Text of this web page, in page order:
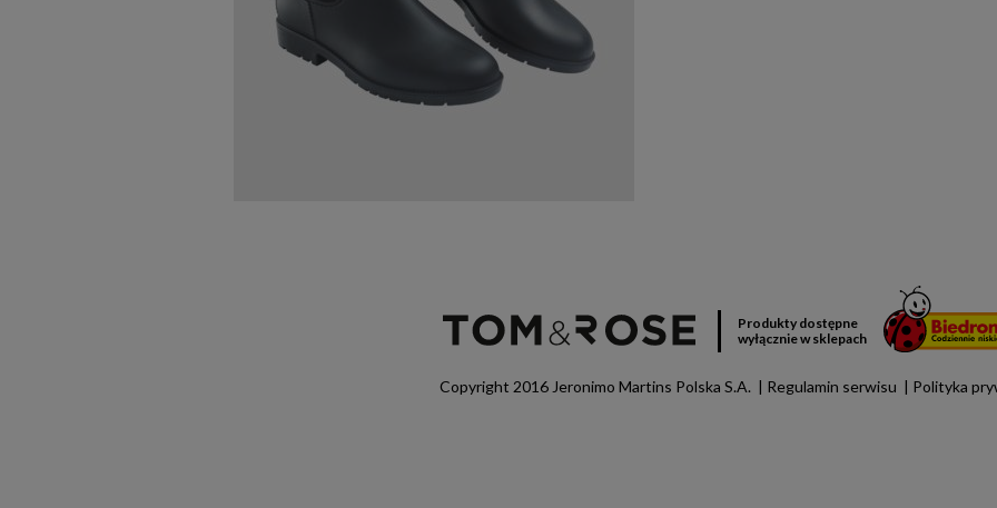
Produkty dostępne
wyłącznie w sklepach
Copyright 2016 Jeronimo Martins Polska S.A. Regulamin serwisu Polityka